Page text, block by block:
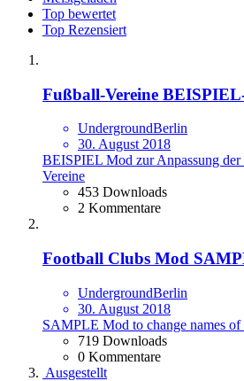
Top bewertet
Top Rezensiert
Fußball-Vereine
UndergroundBerlin
30. August 2018
BEISPIEL Mod zur Anpassung der
Vereine
453 Downloads
2 Kommentare
Football Clubs Mod
UndergroundBerlin
30. August 2018
SAMPLE Mod to change names
719 Downloads
0 Kommentare
Ausgestellt